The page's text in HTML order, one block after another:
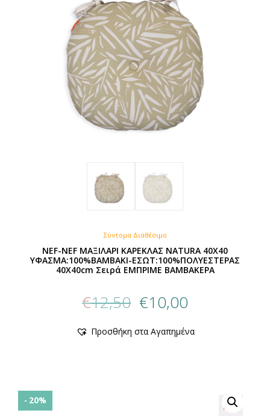
να
επιλεγούν
στη
σελίδα
του
προϊόντος
Σύντομα Διαθέσιμο
NEF-NEF ΜΑΞΙΛΑΡΙ ΚΑΡΕΚΛΑΣ NATURA 40X40
ΥΦΑΣΜΑ:100%ΒΑΜΒΑΚΙ-ΕΣΩΤ:100%ΠΟΛΥΕΣΤΕΡΑΣ
40X40cm Σειρά ΕΜΠΡΙΜΕ ΒΑΜΒΑΚΕΡΑ
€12,50
price
€12,50.
€10,00
είναι:
Προσθήκη στα Αγαπημένα
- 20%